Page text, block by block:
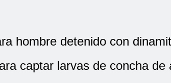
hombre detenido con
captar larvas de concha de